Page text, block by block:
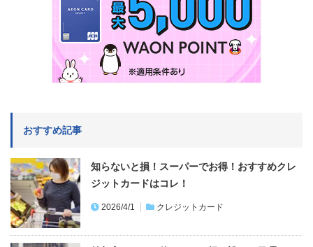
おすすめ記事
知らないと損！スーパーでお得！おすすめクレ
ジットカードはコレ！
2026/4/1 クレジットカード